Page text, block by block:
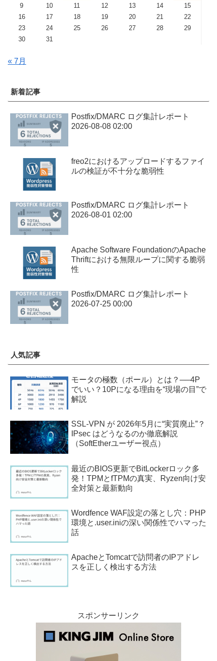
9
10 11 12 13 14
15
16
17 18 19 20 21
22
23
24 25 26 27 28
29
30
31
« 7月
新着記事
Postfix/DMARC ログ集計レポート
2026-08-08 02:00
freo2におけるアップロードするファイ
ルの検証が不十分な脆弱性
Postfix/DMARC ログ集計レポート
2026-08-01 02:00
Apache Software FoundationのApache
Thriftにおける無限ループに関する脆弱
性
Postfix/DMARC ログ集計レポート
2026-07-25 00:00
人気記事
モータの極数（ポール）とは？──4P
でいい？10Pになる理由を“現場の目”で
解説
SSL-VPN が 2026年5月に“実質廃止”？
IPsec はどうなるのか徹底解説
（SoftEtherユーザー視点）
最近のBIOS更新でBitLockerロック多
発！TPMとfTPMの真実、Ryzen向け安
全対策と最新動向
Wordfence WAF設定の落とし穴：PHP
環境と.user.iniの深い関係性でハマった
話
ApacheとTomcatで訪問者のIPアドレ
スを正しく検出する方法
スポンサーリンク